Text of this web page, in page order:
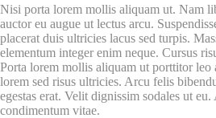
Nisi porta lorem mollis aliquam ut. Nam
auctor eu augue ut lectus arcu.
placerat duis ultricies lacus sed turpis.
elementum integer enim neque. Cursus
Porta lorem mollis aliquam ut porttitor leo
lorem sed risus ultricies. Arcu felis
egestas erat. Velit dignissim sodales ut
condimentum vitae.